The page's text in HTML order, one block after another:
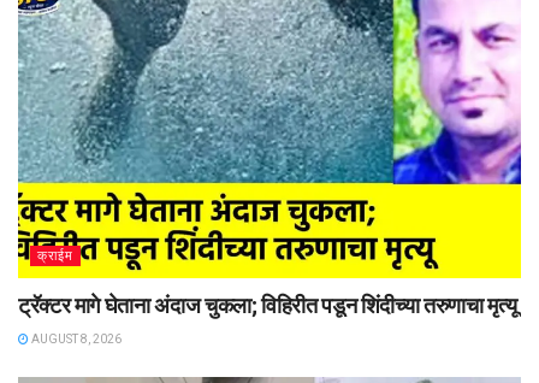
क्राईम
ट्रॅक्टर मागे घेताना अंदाज चुकला; विहिरीत पडून शिंदीच्या तरुणाचा मृत्यू
AUGUST 8, 2026